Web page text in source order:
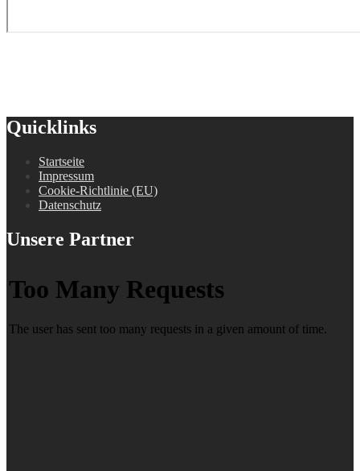
Quicklinks
Startseite
Impressum
Cookie-Richtlinie (EU)
Datenschutz
Unsere Partner